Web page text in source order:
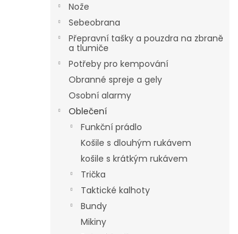
Nože
Sebeobrana
Přepravní tašky a pouzdra na zbraně
a tlumiče
Potřeby pro kempování
Obranné spreje a gely
Osobní alarmy
Oblečení
Funkční prádlo
Košile s dlouhým rukávem
košile s krátkým rukávem
Trička
Taktické kalhoty
Bundy
Mikiny